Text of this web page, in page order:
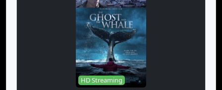
HD Streaming